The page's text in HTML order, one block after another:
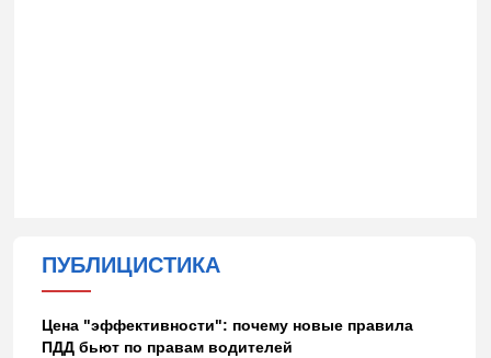
ПУБЛИЦИСТИКА
Цена "эффективности": почему новые правила
ПДД бьют по правам водителей